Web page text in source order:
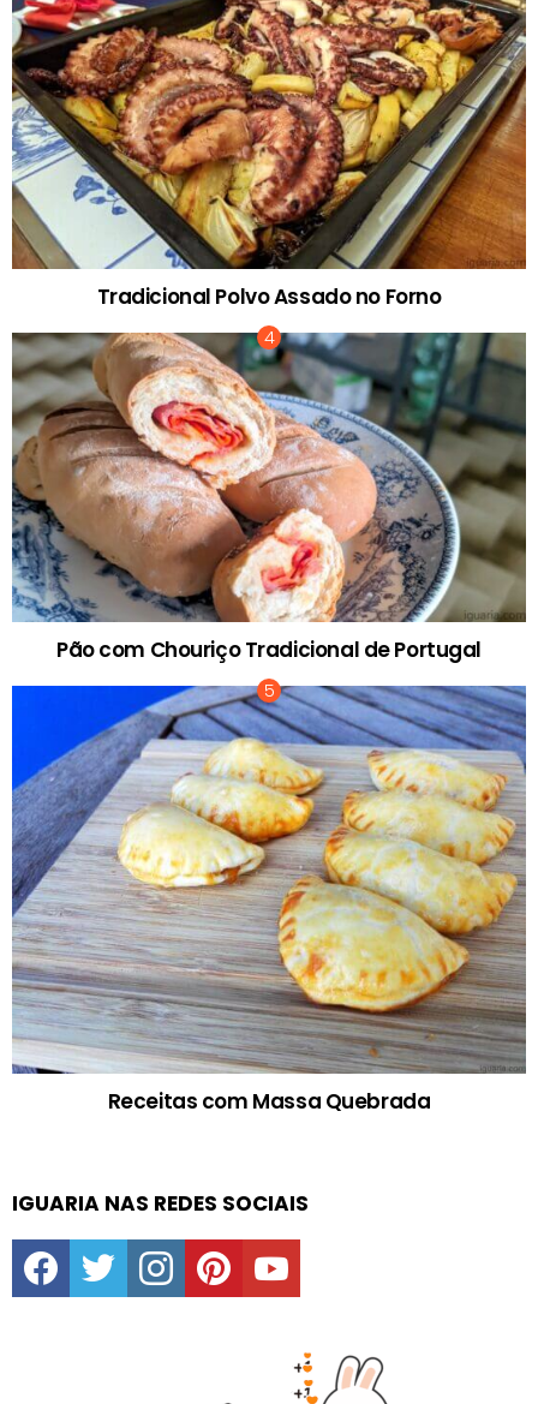
Tradicional Polvo Assado no Forno
Pão com Chouriço Tradicional de Portugal
Receitas com Massa Quebrada
IGUARIA NAS REDES SOCIAIS
facebooktwitter instagrampinterestyoutube